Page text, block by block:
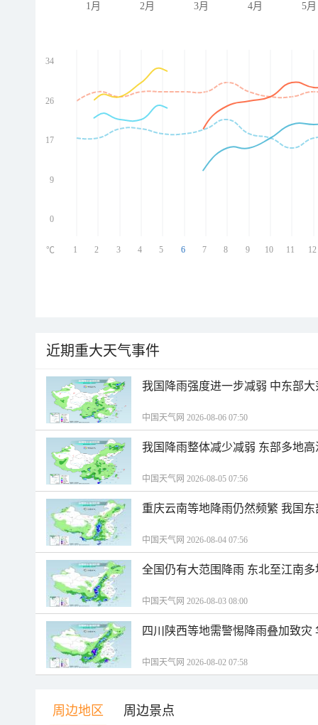
1月 2月 3月 4月 5月
34
26
17
9
0
1 2 3 4 5 6 7 8 9 10 11 12
℃
近期重大天气事件
我国降雨强度进一步减弱 中东部
中国天气网 2026-08-06 07:50
我国降雨整体减少减弱 东部多地
中国天气网 2026-08-05 07:56
重庆云南等地降雨仍然频繁 我国
中国天气网 2026-08-04 07:56
全国仍有大范围降雨 东北至江南
中国天气网 2026-08-03 08:00
四川陕西等地需警惕降雨叠加致
中国天气网 2026-08-02 07:58
周边地区 周边景点